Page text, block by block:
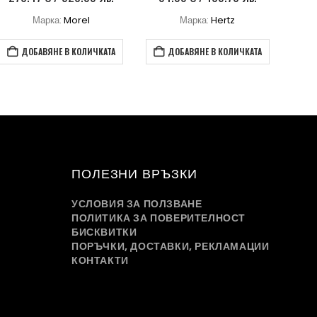
Марка: Morel
ДОБАВЯНЕ В КОЛИЧКАТА
Марка:Hertz
ДОБАВЯНЕ В КОЛИЧКАТА
ПОЛЕЗНИ ВРЪЗКИ
УСЛОВИЯ ЗА ПОЛЗВАНЕ
ПОЛИТИКА ЗА ПОВЕРИТЕЛНОСТ
БИСКВИТКИ
ПОРЪЧКИ, ДОСТАВКИ, РЕКЛАМАЦИИ
КОНТАКТИ